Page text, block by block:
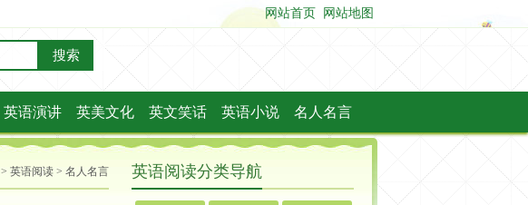
网站首页 网站地图
搜索
英语演讲 英美文化 英文笑话 英语小说 名人名言
> 英语阅读 > 名人名言 英语阅读分类导航